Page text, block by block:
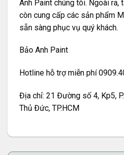
Anh Paint chúng tôi. Ngoài
còn cung cấp các sản phẩm
sẵn sàng phục vụ quý khách.
Bảo Anh Paint
Hotline hỗ trợ miễn phí
Địa chỉ: 21 Đường số 4, Kp5,
Thủ Đức, TP.HCM